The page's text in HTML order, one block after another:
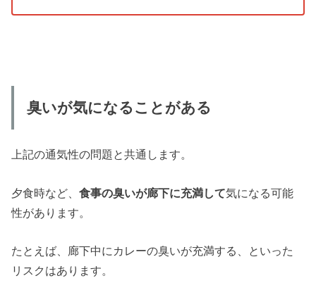
臭いが気になることがある
上記の通気性の問題と共通します。
夕食時など、食事の臭いが廊下に充満して気になる可能
性があります。
たとえば、廊下中にカレーの臭いが充満する、といった
リスクはあります。